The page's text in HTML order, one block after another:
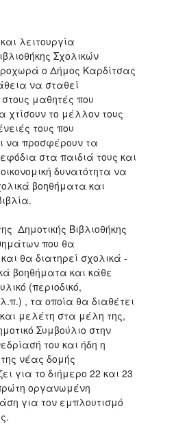
λειτουργία
Σχολικών
ο Δήμος Καρδίτσας
να σταθεί
μαθητές που
χτίσουν το μέλλον τους
τους που
να προσφέρουν τα
στα παιδιά τους και
δυνατότητα να
βοηθήματα και
Δημοτικής Βιβλιοθήκης
που θα
θα διατηρεί σχολικά -
βοηθήματα και κάθε
(περιοδικό,
, τα οποία θα διαθέτει
μελέτη στα μέλη της,
Συμβούλιο στην
του και ήδη η
νέας δομής
για το διήμερο 22 και 23
οργανωμένη
για τον εμπλουτισμό